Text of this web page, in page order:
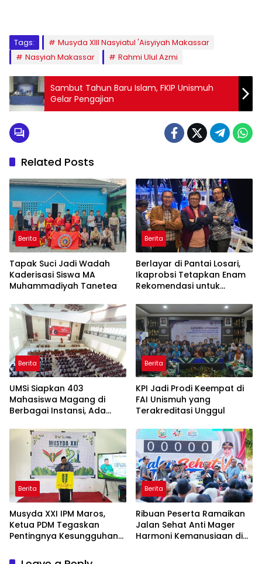
Tags:
Musyda XIII Nasyiatul 'Aisyiyah Makassar
Nasyiah Makassar
Rahmi Ulul Azmi
Sambut Tahun Baru Islam, FKIP Unismuh
Gelar Pengajian
Related Posts
Berita
Tapak Suci Jadi Wadah
Kaderisasi Siswa MA
Muhammadiyah Tanetea
Berita
Berlayar di Pantai Losari,
Ikaprobsi Tetapkan Enam
Rekomendasi untuk
Berita
UMSi Siapkan 403
Mahasiswa Magang di
Berbagai Instansi, Ada
Taiwan
Berita
KPI Jadi Prodi Keempat di
FAI Unismuh yang
Terakreditasi Unggul
Berita
Musyda XXI IPM Maros,
Ketua PDM Tegaskan
Pentingnya Kesungguhan
Berita
Ribuan Peserta Ramaikan
Jalan Sehat Anti Mager
Harmoni Kemanusiaan di